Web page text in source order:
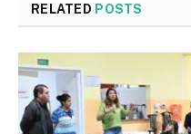
RELATED POSTS